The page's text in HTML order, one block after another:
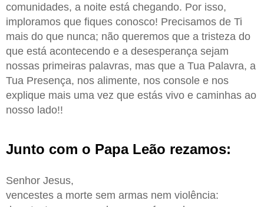
comunidades, a noite está chegando. Por isso,
imploramos que fiques conosco! Precisamos de Ti
mais do que nunca; não queremos que a tristeza do
que está acontecendo e a desesperança sejam
nossas primeiras palavras, mas que a Tua Palavra, a
Tua Presença, nos alimente, nos console e nos
explique mais uma vez que estás vivo e caminhas ao
nosso lado!!
Junto com o Papa Leão rezamos:
Senhor Jesus,
vencestes a morte sem armas nem violência: